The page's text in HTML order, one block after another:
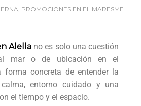
, PROMOCIONES EN EL MARESME
Alellano es solo una cuestión
mar o de ubicación en el
forma concreta de entender la
entorno cuidado y una
el tiempo y el espacio.